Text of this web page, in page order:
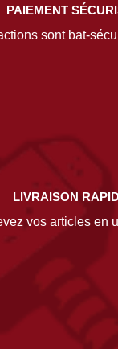
PAIEMENT
sont bat-
LIVRAISON
vos articles en